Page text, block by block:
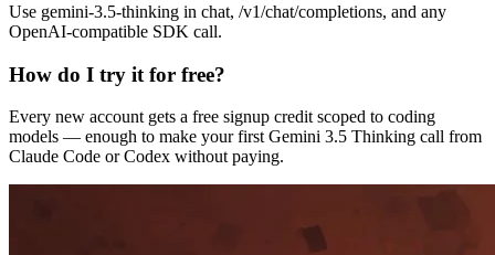
Use gemini-3.5-thinking in chat, /v1/chat/completions, and any
OpenAI-compatible SDK call.
How do I try it for free?
Every new account gets a free signup credit scoped to coding
models — enough to make your first Gemini 3.5 Thinking call from
Claude Code or Codex without paying.